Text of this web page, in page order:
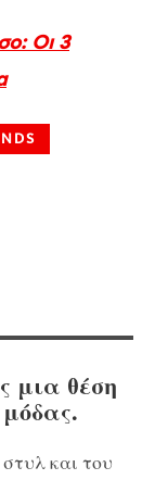
Οι 3
μια θέση
και του